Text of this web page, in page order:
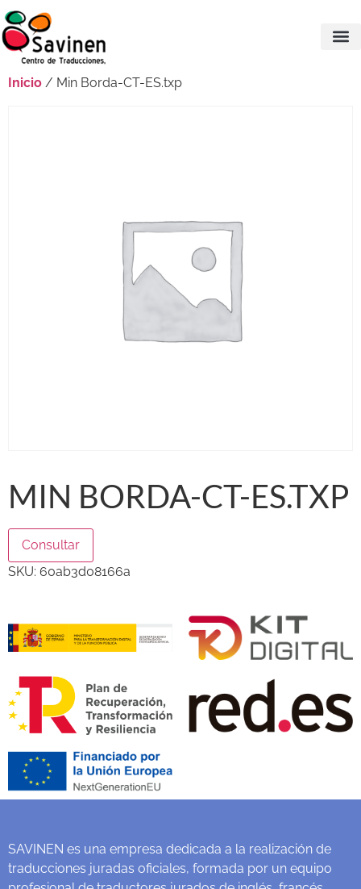
Inicio / Min Borda-CT-ES.txp
MIN BORDA-CT-ES.TXP
Consultar
SKU: 60ab3d08166a
SAVINEN es una empresa dedicada a la realización de
traducciones juradas oficiales, formada por un equipo